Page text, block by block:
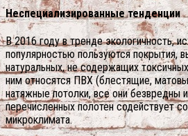
Неспециализированные тенденции
В 2016 году в тренде экологичность,
популярностью пользуются покрытия,
натуральных, не содержащих
ним относятся ПВХ (блестящие,
натяжные потолки, все они безвредны
перечисленных полотен содействует
микроклимата.